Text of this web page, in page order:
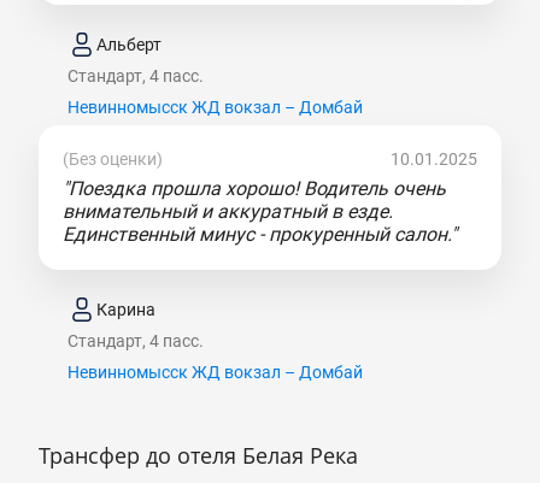
Альберт
Стандарт, 4 пасс.
Невинномысск ЖД вокзал – Домбай
(Без оценки) 10.01.2025
"Поездка прошла хорошо! Водитель очень
внимательный и аккуратный в езде.
Единственный минус - прокуренный салон."
Карина
Стандарт, 4 пасс.
Невинномысск ЖД вокзал – Домбай
Трансфер до отеля Белая Река